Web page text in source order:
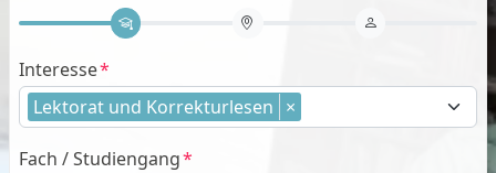
Interesse
Lektorat und Korrekturlesen ×
Fach / Studiengang